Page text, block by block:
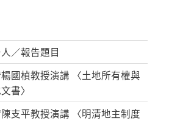
／報告題目
國楨教授演講 〈土地所有權與
書〉
支平教授演講 〈明清地主制度